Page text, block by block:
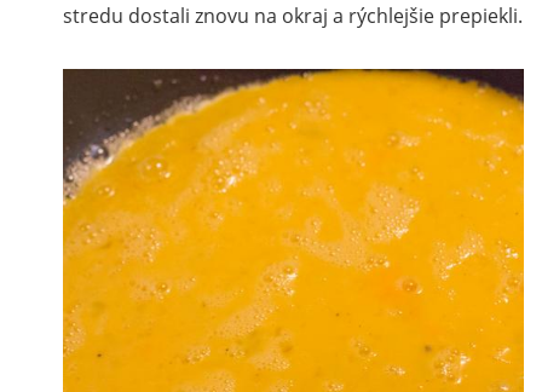
stredu dostali znovu na okraj a rýchlejšie prepiekli.